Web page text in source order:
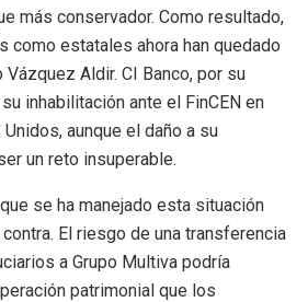
más conservador. Como resultado,
como estatales ahora han quedado
Aldir. CI Banco, por su
inhabilitación ante el FinCEN en
aunque el daño a su
un reto insuperable.
se ha manejado esta situación
El riesgo de una transferencia
a Grupo Multiva podría
patrimonial que los